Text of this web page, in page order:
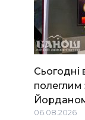
Сьогодні
06.08.2026